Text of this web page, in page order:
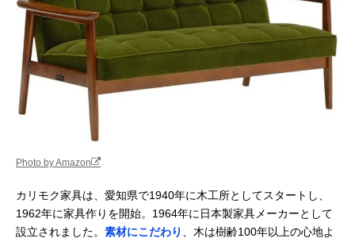
Photo by Amazon
カリモク家具は、愛知県で1940年に木工所としてスタートし、
1962年に家具作りを開始。1964年に日本製家具メーカーとして
設立されました。 素材にこだわり
、木は樹齢100年以上の心地よ